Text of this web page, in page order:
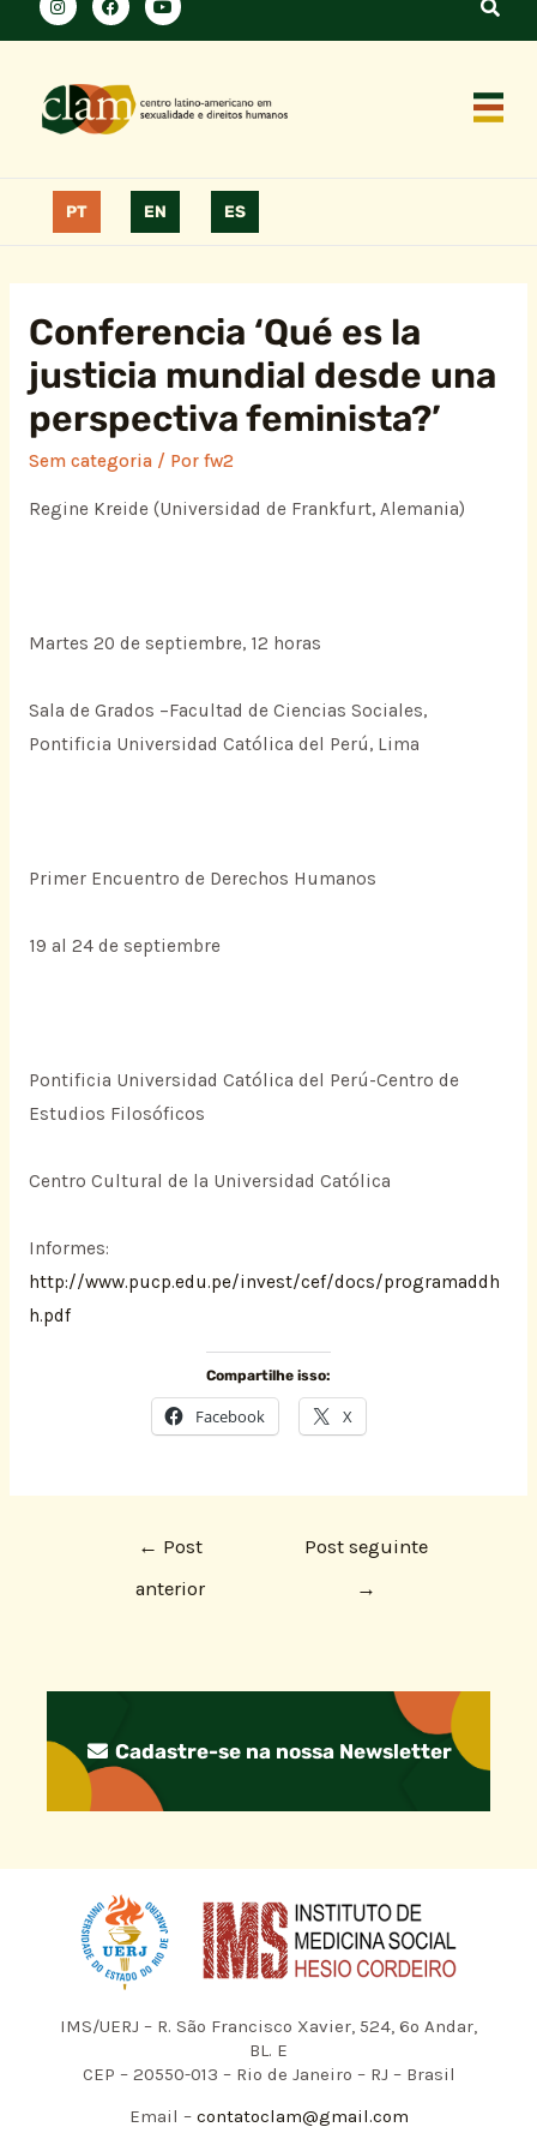
PT EN ES
Conferencia ‘Qué es la
justicia mundial desde una
perspectiva feminista?’
Sem categoria/ Por fw2
Regine Kreide (Universidad de Frankfurt, Alemania)
Martes 20 de septiembre, 12 horas
Sala de Grados –Facultad de Ciencias Sociales,
Pontificia Universidad Católica del Perú, Lima
Primer Encuentro de Derechos Humanos
19 al 24 de septiembre
Pontificia Universidad Católica del Perú-Centro de
Estudios Filosóficos
Centro Cultural de la Universidad Católica
Informes:
http://www.pucp.edu.pe/invest/cef/docs/programaddh
h.pdf
Compartilhe isso:
Facebook X
← Post
anterior
Post seguinte
→
Cadastre-se na nossa Newsletter
IMS/UERJ – R. São Francisco Xavier, 524, 6º Andar,
BL. E
CEP – 20550-013 – Rio de Janeiro – RJ – Brasil
Email –contatoclam@gmail.com